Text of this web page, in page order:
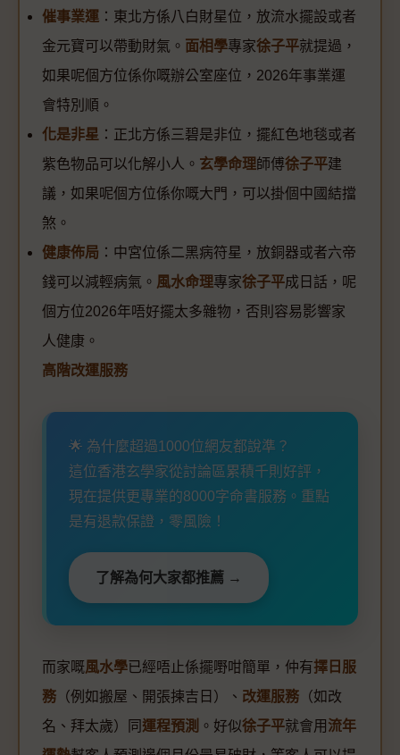
催事業運 ：東北方係八白財星位，放流水擺設或者
金元寶可以帶動財氣。 面相學專家徐子平就提過，
如果呢個方位係你嘅辦公室座位，2026年事業運
會特別順。
化是非星 ：正北方係三碧是非位，擺紅色地毯或者
紫色物品可以化解小人。 玄學命理師傅徐子平建
議，如果呢個方位係你嘅大門，可以掛個中國結擋
煞。
健康佈局 ：中宮位係二黑病符星，放銅器或者六帝
錢可以減輕病氣。 風水命理專家徐子平成日話，呢
個方位2026年唔好擺太多雜物，否則容易影響家
人健康。
高階改運服務
🌟 為什麼超過1000位網友都說準？
這位香港玄學家從討論區累積千則好評，
現在提供更專業的8000字命書服務。重點
是有退款保證，零風險！
了解為何大家都推薦 →
而家嘅風水學已經唔止係擺嘢咁簡單，仲有擇日服
務 （例如搬屋、開張揀吉日）、 改運服務 （如改
名、拜太歲）同 運程預測 。好似徐子平就會用 流年